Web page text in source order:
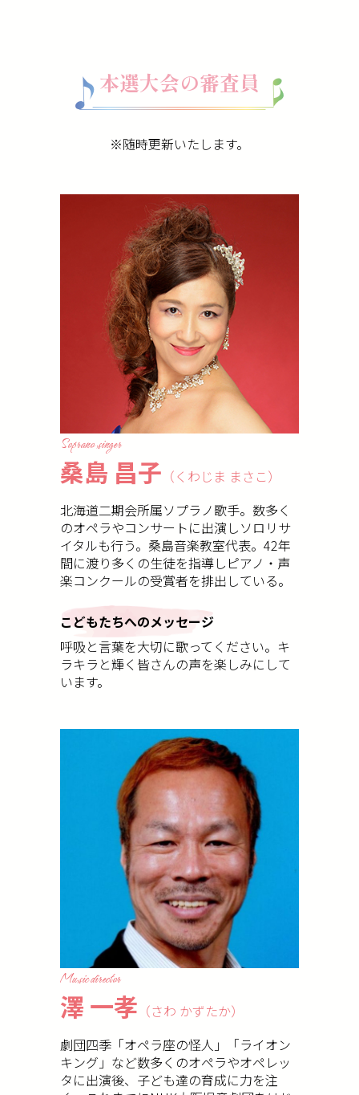
本選大会の審査員
※随時更新いたします。
Soprano singer
桑島 昌子 （くわじま まさこ）
北海道二期会所属ソプラノ歌手。数多く
のオペラやコンサートに出演しソロリサ
イタルも行う。桑島音楽教室代表。42年
間に渡り多くの生徒を指導しピアノ・声
楽コンクールの受賞者を排出している。
こどもたちへのメッセージ
呼吸と言葉を大切に歌ってください。キ
ラキラと輝く皆さんの声を楽しみにして
います。
Music director
澤 一孝 （さわ かずたか）
劇団四季「オペラ座の怪人」「ライオン
キング」など数多くのオペラやオペレッ
タに出演後、子ども達の育成に力を注